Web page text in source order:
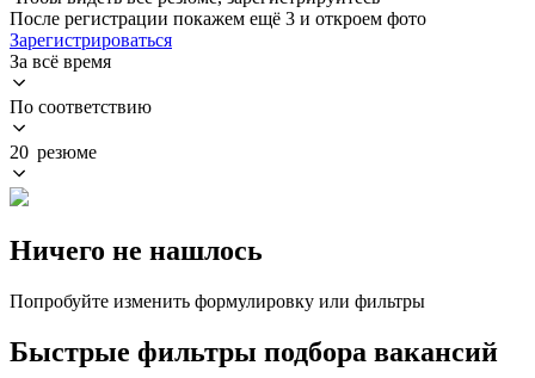
После регистрации покажем ещё 3 и откроем фото
Зарегистрироваться
За всё время
По соответствию
20 резюме
Ничего не нашлось
Попробуйте изменить формулировку или фильтры
Быстрые фильтры подбора вакансий